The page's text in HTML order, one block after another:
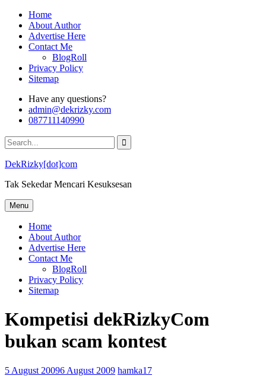
Skip
content
Home
About Author
Advertise Here
Contact Me
BlogRoll
Privacy Policy
Sitemap
Have any questions?
admin@dekrizky.com
087711140990
Search
for:
DekRizky[dot]com
Tak Sekedar Mencari Kesuksesan
Menu
Home
About Author
Advertise Here
Contact Me
BlogRoll
Privacy Policy
Sitemap
Kompetisi dekRizkyCom
bukan scam kontest
5 August 20096 August 2009 hamka17